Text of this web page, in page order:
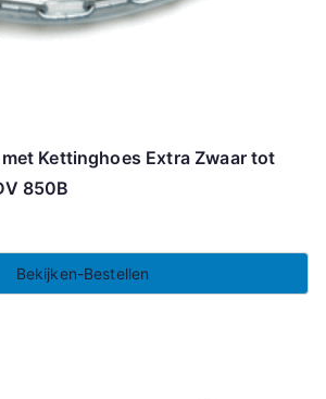
Kettinghoes Extra Zwaar tot
850B
Bekijken-Bestellen